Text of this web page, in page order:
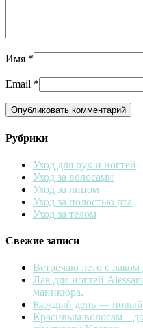
Имя *
Email *
Рубрики
Уход для рук и ногтей
Уход за волосами
Уход за лицом
Уход за полостью рта
Уход за телом
Свежие записи
Встречаю лето с
Лак для ногтей
маникюра.
Каждый день — новый
Красивым волосам –